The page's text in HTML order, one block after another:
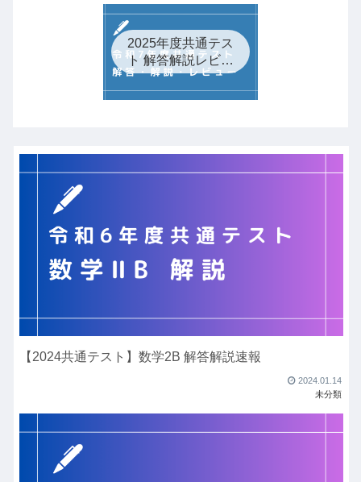
2025年度共通テス
ト 解答解説レビュ
ー
【2024共通テスト】数学2B 解答解説速報
2024.01.14
未分類